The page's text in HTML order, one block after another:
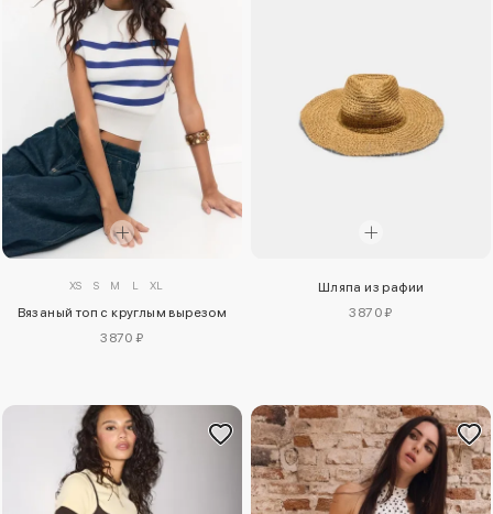
XS S M L XL
Вязаный топ с круглым вырезом
3870 ₽
Шляпа из рафии
3870 ₽